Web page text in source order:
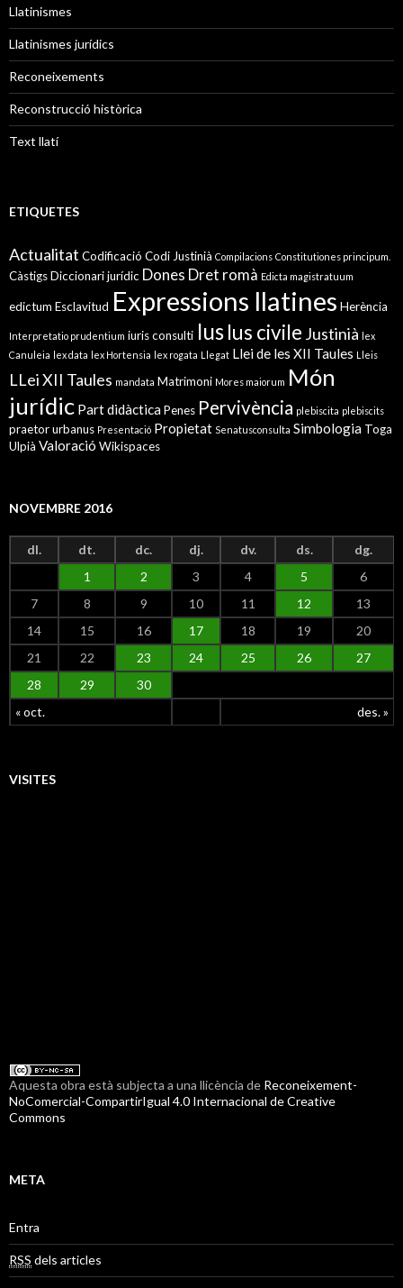
Llatinismes
Llatinismes jurídics
Reconeixements
Reconstrucció històrica
Text llatí
ETIQUETES
Actualitat Codificació Codi Justinià Compilacions Constitutiones principum.
CàstigsDiccionari jurídic Dones Dret romà Edicta magistratuum
edictum Esclavitud Expressions llatines Herència
Interpretatio prudentium iuris consulti IusIus civile Justinià lex
Canuleia lex data lex Hortensia lex rogata Llegat Llei de les XII Taules Lleis
LLei XII Taules mandata Matrimoni Mores maiorum Món
jurídic Part didàcticaPenes Pervivència plebiscita plebiscits
praetor urbanus Presentació Propietat Senatusconsulta Simbologia Toga
Ulpià Valoració Wikispaces
NOVEMBRE 2016
dl. dt. dc. dj. dv. ds. dg.
« oct. des. »
1 2 3 4 5
6
7
8 9 10 11 12
13
14
15 16 17 18 19
20
21
22 23 24 25 26
27
28
29 30
VISITES
Aquesta obra està subjecta a una llicència de Reconeixement-
NoComercial-CompartirIgual 4.0 Internacional de Creative
Commons
META
Entra
RSS dels articles